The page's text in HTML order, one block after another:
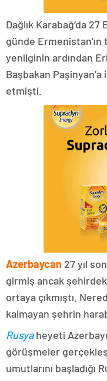
Dağlık Karabağ’da
günde
yenilginin ardından
Başbakan
etmişti.
Azerbaycan 27 yıl
girmiş ancak
ortaya çıkmıştı.
kalmayan şehrin
Rusyaheyeti
görüşmeler
umutlarını başladığı